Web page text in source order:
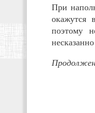
При
окажутся
поэтому